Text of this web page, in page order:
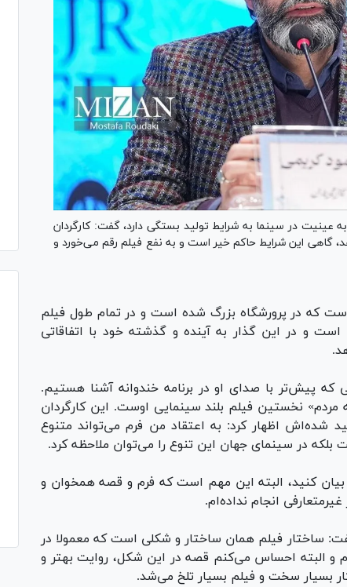
عینیت در سینما به شرایط تولید بستگی دارد، گفت: کارگردان
گاهی این شرایط حاکم خیر است و به نفع فیلم رقم می‌خورد و
که در پرورشگاه بزرگ شده است و در تمام طول فیلم
در این گذار به آینده و گذشته خود با اتفاقاتی
که پیش‌تر با صدای او در برنامه خندوانه آشنا هستیم.
نخستین فیلم بلند سینمایی اوست. این کارگردان
شده‌اش اظهار کرد: به اعتقاد من فرم می‌تواند متنوع
در سینمای جهان این تنوع را می‌توان ملاحظه کرد.
کنید، البته این مهم است که فرم و قصه همخوان و
انجام نداده‌ام.
ساختار فیلم همان ساختار و شکلی است که معمولا در
و البته احساس می‌کنم قصه در این شکل، روایت بهتر و
بسیار سخت و فیلم بسیار تلخ می‌شد.